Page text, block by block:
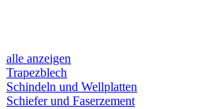
alle anzeigen
Trapezblech
Schindeln und Wellplatten
Schiefer und Faserzement